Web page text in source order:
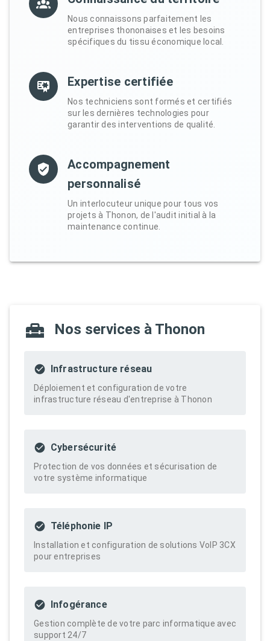
Nous connaissons parfaitement les
entreprises thononaises et les besoins
spécifiques du tissu économique local.
Expertise certifiée
Nos techniciens sont formés et certifiés
sur les dernières technologies pour
garantir des interventions de qualité.
Accompagnement
personnalisé
Un interlocuteur unique pour tous vos
projets à Thonon, de l'audit initial à la
maintenance continue.
Nos services à Thonon
Infrastructure réseau
Déploiement et configuration de votre
infrastructure réseau d'entreprise à Thonon
Cybersécurité
Protection de vos données et sécurisation de
votre système informatique
Téléphonie IP
Installation et configuration de solutions VoIP 3CX
pour entreprises
Infogérance
Gestion complète de votre parc informatique avec
support 24/7